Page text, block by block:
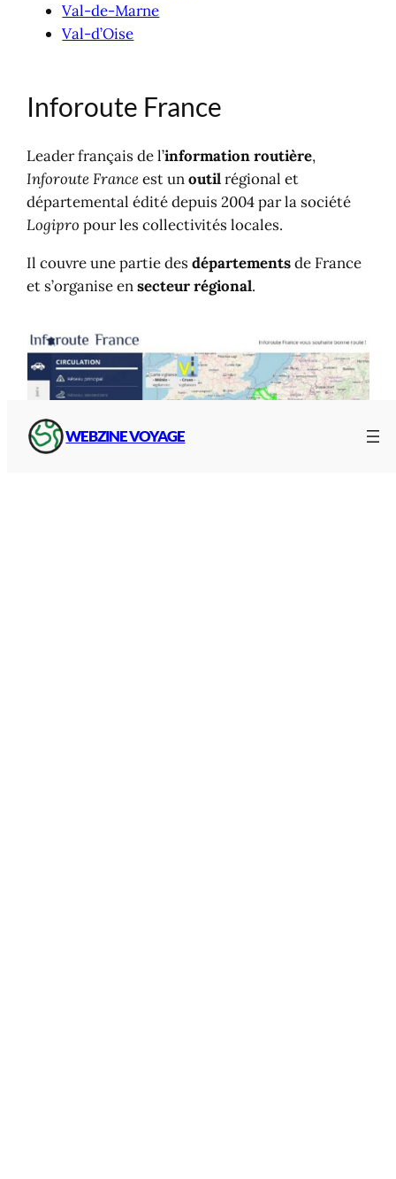
WEBZINE VOYAGE
Val-de-Marne
Val-d’Oise
Inforoute France
Leader français de l’information routière,
Inforoute Franceest unoutilrégional et
départemental édité depuis 2004 par la société
Logipro pour les collectivités locales.
Il couvre une partie desdépartementsde France
et s’organise ensecteur régional.